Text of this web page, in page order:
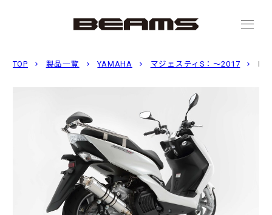
menu
TOP 製品一覧 YAMAHA マジェスティS：〜2017 R-